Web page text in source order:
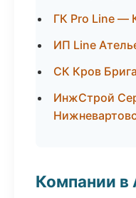
ГК Pro Line —
ИП Line
СК Кров
ИнжСтрой
Компании в